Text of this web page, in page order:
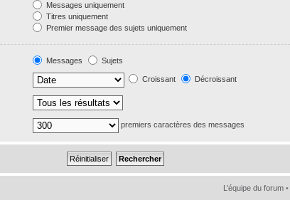
Messages uniquement
Titres uniquement
Premier message des sujets uniquement
Messages
Sujets
Croissant Décroissant
premiers caractères des messages
L’équipe du forum •